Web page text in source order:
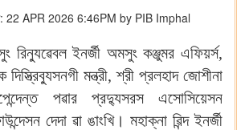
22 APR 2026 6:46PM by PIB Imphal
রিন্যুৱেবল ইনর্জী অমসুং কঞ্জুমর এফিয়র্স,
মন্ত্রী, শ্রী প্রলহাদ জোশীনা
পৱার প্রদ্যুসরস এসোসিয়েসন
দেদা ৱা ঙাংখি। মহাক্না ৱিন্দ ইনর্জী